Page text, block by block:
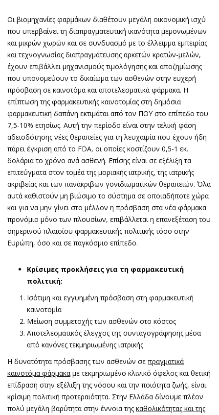
Οι βιομηχανίες φαρμάκων διαθέτουν μεγάλη οικονομική ισχύ
που υπερβαίνει τη διαπραγματευτική ικανότητα μεμονωμένων
και μικρών χωρών και σε συνδυασμό με το έλλειμμα εμπειρίας
και τεχνογνωσίας διαπραγμάτευσης αρκετών κρατών-μελών,
έχουν επιβάλλει μηχανισμούς τιμολόγησης και αποζημίωσης
που υπονομεύουν το δικαίωμα των ασθενών στην ευχερή
πρόσβαση σε καινοτόμα και αποτελεσματικά φάρμακα. Η
επίπτωση της φαρμακευτικής καινοτομίας στη δημόσια
φαρμακευτική δαπάνη εκτιμάται από τον ΠΟΥ στο επίπεδο του
7,5-10% ετησίως. Αυτή την περίοδο είναι στην τελική φάση
αδειοδότησης νέες θεραπείες για τη λευχαιμία που έχουν ήδη
πάρει έγκριση από το FDA, οι οποίες κοστίζουν 0,5-1 εκ.
δολάρια το χρόνο ανά ασθενή. Επίσης είναι σε εξέλιξη τα
επιτεύγματα στον τομέα της μοριακής ιατρικής, της ιατρικής
ακριβείας και των πανάκριβων γονιδιωματικών θεραπειών. Όλα
αυτά καθιστούν μη βιώσιμο το σύστημα σε οποιαδήποτε χώρα
και για να μην γίνει στο μέλλον η πρόσβαση στα νέα φάρμακα
προνόμιο μόνο των πλουσίων, επιβάλλεται η επανεξέταση του
σημερινού πλαισίου φαρμακευτικής πολιτικής τόσο στην
Ευρώπη, όσο και σε παγκόσμιο επίπεδο.
Κρίσιμες προκλήσεις για τη φαρμακευτική
πολιτική:
Ισότιμη και εγγυημένη πρόσβαση στη φαρμακευτική
καινοτομία
Μείωση συμμετοχής των ασθενών στο κόστος
Αποτελεσματικός έλεγχος της συνταγογράφησης μέσα
από κανόνες τεκμηριωμένης ιατρικής
Η δυνατότητα πρόσβασης των ασθενών σε πραγματικά
καινοτόμα φάρμακα με τεκμηριωμένo κλινικό όφελος και θετική
επίδραση στην εξέλιξη της νόσου και την ποιότητα ζωής, είναι
κρίσιμη πολιτική προτεραιότητα. Στην Ελλάδα δίνουμε πλέον
πολύ μεγάλη βαρύτητα στην έννοια της καθολικότητας και της